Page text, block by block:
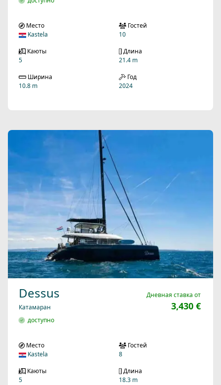
Место
Kastela
Гостей
10
Каюты
5
Длина
21.4 m
Ширина
10.8 m
Год
2024
Dessus
Катамаран
доступно
Дневная ставка от
3,430 €
Место
Kastela
Гостей
8
Каюты
5
Длина
18.3 m